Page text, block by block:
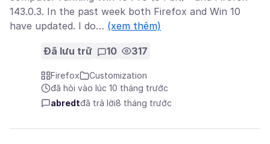
143.0.3. In the past week both Firefox and Win 10
have updated. I do… (xem thêm)
Đã lưu trữ 10 317
Firefox
Customization
đã hỏi vào lúc 10 tháng trước
abredtđã trả lời8 tháng trước